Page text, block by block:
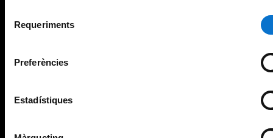
Requeriments
Preferències
Estadístiques